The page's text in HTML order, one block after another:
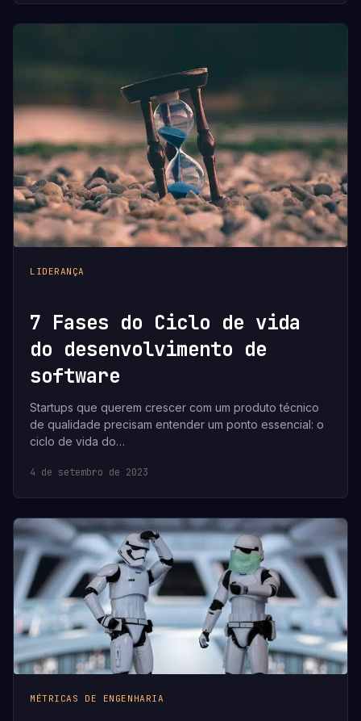
LIDERANÇA
7 Fases do Ciclo de vida
do desenvolvimento de
software
Startups que querem crescer com um produto técnico
de qualidade precisam entender um ponto essencial: o
ciclo de vida do…
4 de setembro de 2023
MÉTRICAS DE ENGENHARIA